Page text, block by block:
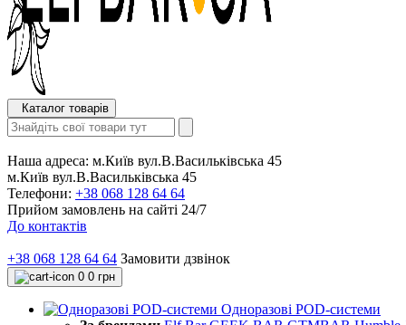
Каталог товарів
Наша адреса: м.Київ вул.В.Васильківська 45
м.Київ вул.В.Васильківська 45
Телефони: +38 068 128 64 64
Прийом замовлень на сайті 24/7
До контактів
+38 068 128 64 64 Замовити дзвінок
0 0 грн
Одноразові POD-системи